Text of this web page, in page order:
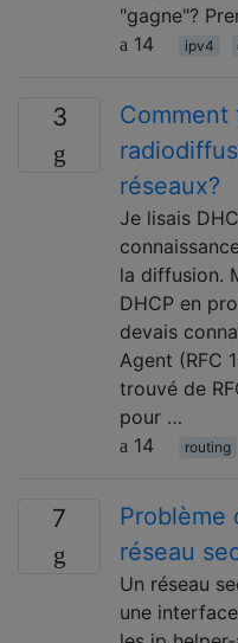
"gagne"?
14
ipv4
3
Comment
réseaux?
Je lisais
la diffusion.
DHCP en
devais
Agent (RFC
trouvé de
pour …
14
routing
7
Problème
réseau
Un réseau
une